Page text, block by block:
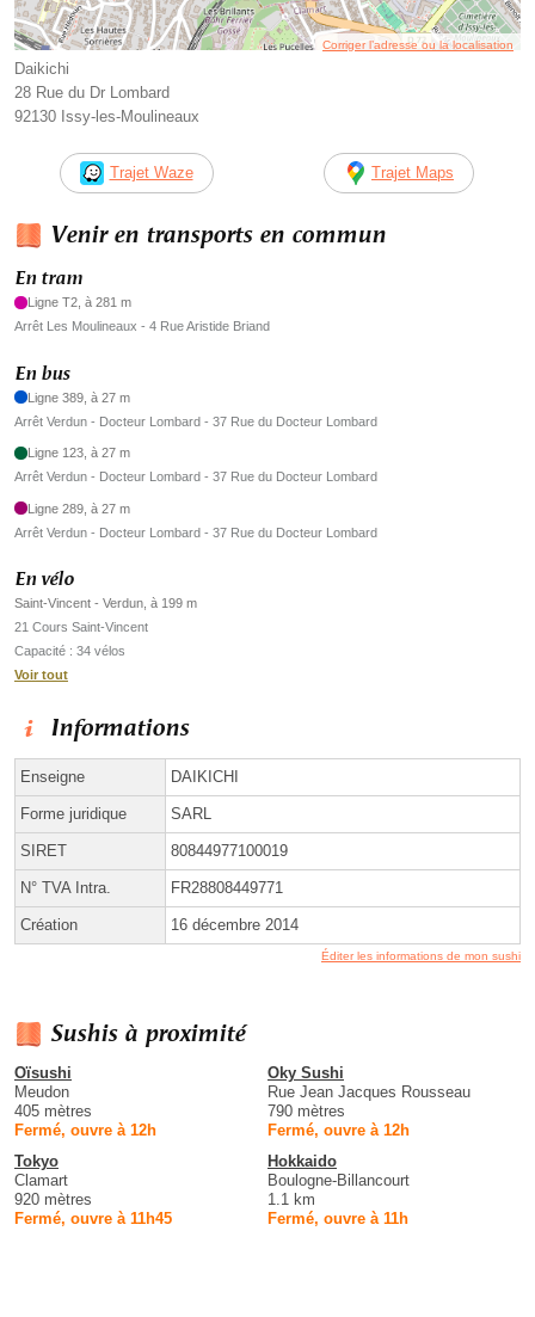
Corriger l’adresse ou la localisation
Daikichi
28 Rue du Dr Lombard
92130 Issy-les-Moulineaux
Trajet Waze Trajet Maps
Venir en transports en commun
En tram
Ligne T2, à 281 m
Arrêt Les Moulineaux - 4 Rue Aristide Briand
En bus
Ligne 389, à 27 m
Arrêt Verdun - Docteur Lombard - 37 Rue du Docteur Lombard
Ligne 123, à 27 m
Arrêt Verdun - Docteur Lombard - 37 Rue du Docteur Lombard
Ligne 289, à 27 m
Arrêt Verdun - Docteur Lombard - 37 Rue du Docteur Lombard
En vélo
Saint-Vincent - Verdun, à 199 m
21 Cours Saint-Vincent
Capacité : 34 vélos
Voir tout
Informations
Enseigne DAIKICHI
Forme juridique SARL
SIRET 80844977100019
N° TVA Intra. FR28808449771
Création 16 décembre 2014
Éditer les informations de mon sushi
Sushis à proximité
Oïsushi
Meudon
405 mètres
Fermé, ouvre à 12h
Oky Sushi
Rue Jean Jacques Rousseau
790 mètres
Fermé, ouvre à 12h
Tokyo
Clamart
920 mètres
Fermé, ouvre à 11h45
Hokkaido
Boulogne-Billancourt
1.1 km
Fermé, ouvre à 11h